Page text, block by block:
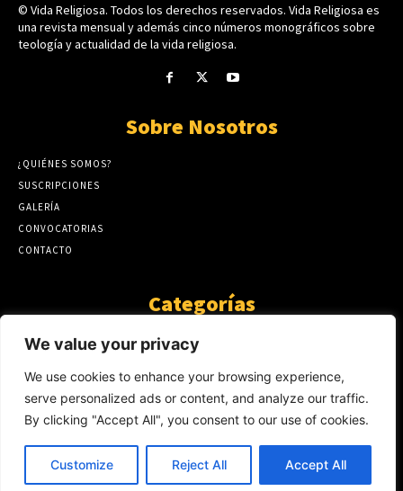
We value your privacy
We use cookies to enhance your browsing experience,
serve personalized ads or content, and analyze our traffic.
By clicking "Accept All", you consent to our use of cookies.
Customize Reject All Accept All
© Vida Religiosa. Todos los derechos reservados. Vida Religiosa es
una revista mensual y además cinco números monográficos sobre
teología y actualidad de la vida religiosa.
Sobre Nosotros
¿QUIÉNES SOMOS?
SUSCRIPCIONES
GALERÍA
CONVOCATORIAS
CONTACTO
Categorías
ARTÍCULOS
GUANTE DE SEDA
AL CALOR DE LA PALABRA
Y YO QUE SÉ
423
NOTICIAS
234
SIN CATEGORÍA
174